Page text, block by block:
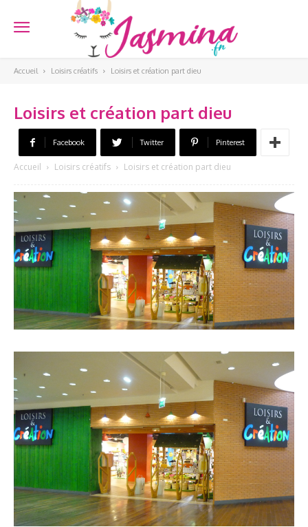
Accueil Loisirs créatifs Loisirs et création part dieu
Loisirs et création part dieu
Facebook Twitter Pinterest
Accueil Loisirs créatifs Loisirs et création part dieu